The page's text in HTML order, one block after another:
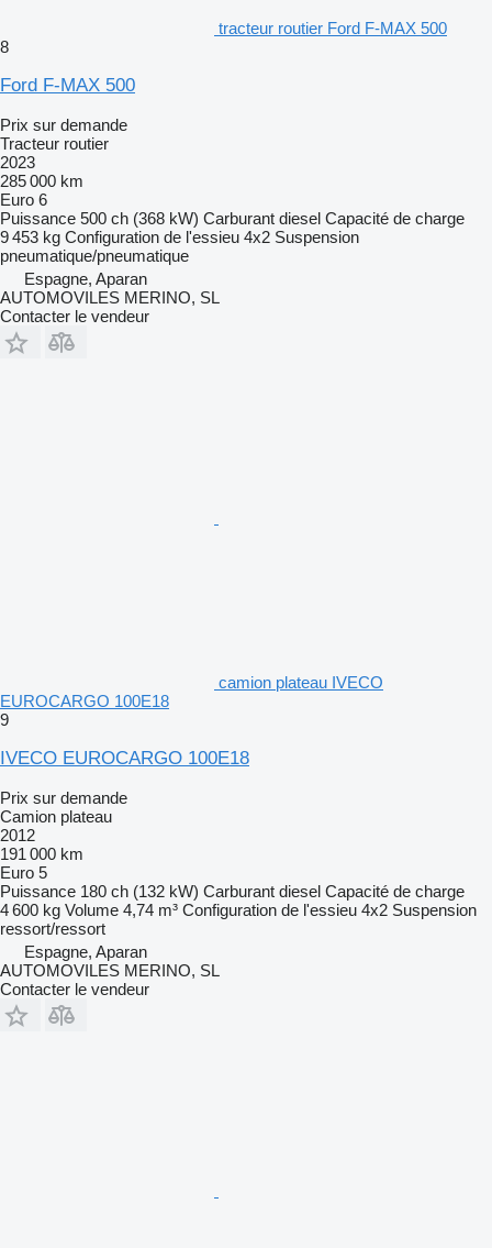
tracteur routier Ford F-MAX 500
8
Ford F-MAX 500
Prix sur demande
Tracteur routier
2023
285 000 km
Euro 6
Puissance 500 ch (368 kW) Carburant diesel Capacité de charge
9 453 kg Configuration de l'essieu 4x2 Suspension
pneumatique/pneumatique
Espagne, Aparan
AUTOMOVILES MERINO, SL
Contacter le vendeur
camion plateau IVECO
EUROCARGO 100E18
9
IVECO EUROCARGO 100E18
Prix sur demande
Camion plateau
2012
191 000 km
Euro 5
Puissance 180 ch (132 kW) Carburant diesel Capacité de charge
4 600 kg Volume 4,74 m³ Configuration de l'essieu 4x2 Suspension
ressort/ressort
Espagne, Aparan
AUTOMOVILES MERINO, SL
Contacter le vendeur